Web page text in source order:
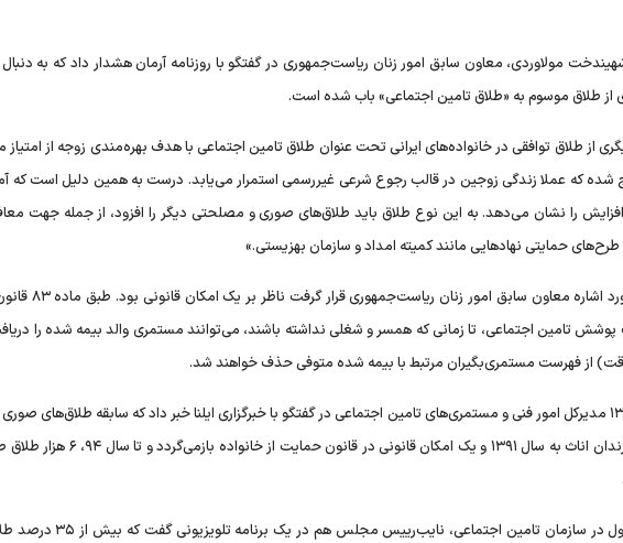
سال ۱۳۹۷ مطرح شد. شهیندخت مولاوردی، معاون سابق امور زنان ریاست‌جمهوری در گفتگو با روزنامه آرمان هشدار داد که به
از طلاق موسوم به «طلاق تامین اجتماعی» باب شده است.
از طلاق توافقی در خانواده‌های ایرانی تحت عنوان طلاق تامین اجتماعی با هدف بهره‌مندی زوجه از
شده که عملا زندگی زوجین در قالب رجوع شرعی غیررسمی استمرار می‌یابد. درست به همین دلیل است که
را نشان می‌دهد. به این نوع طلاق باید طلاق‌های صوری و مصلحتی دیگر را افزود، از جمله جهت
حمایتی نهاد‌هایی مانند کمیته امداد و سازمان بهزیستی.»
آنچه به عنوان «طلاق تامین اجتماعی» مورد اشاره
پوشش تامین اجتماعی، تا زمانی که همسر و شغلی نداشته باشند، می‌توانند مستمری والد بیمه شده را
از فهرست مستمری‌بگیران مرتبط با بیمه شده متوفی حذف خواهند شد.
بعد از این اعلام مولاوردی، خرداد سال ۱۳۹۸ مدیرکل امور فنی و مستمری‌های تامین اجتماعی در گفتگو با خبرگزاری ایلنا خبر داد که سابقه طلاق‌های
دریافت مستمری والد درگذشته توسط فرزندان اناث به سال ۱۳۹۱ و یک امکان قانونی در
همان زمان و بعد از اعلام این مقام مسوول در سازمان تامین اجتماعی،